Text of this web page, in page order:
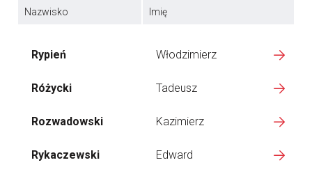
Nazwisko Imię
Rypień Włodzimierz
Różycki Tadeusz
Rozwadowski Kazimierz
Rykaczewski Edward